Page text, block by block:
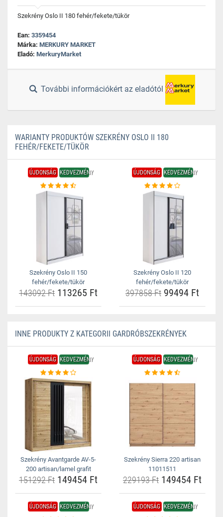
Szekrény Oslo II 180 fehér/fekete/tükör
Ean: 3359454
Márka: MERKURY MARKET
Eladó: MerkuryMarket
További információkért az eladótól
WARIANTY PRODUKTÓW SZEKRÉNY OSLO II 180
FEHÉR/FEKETE/TÜKÖR
ÚJDONSÁG KEDVEZMÉNY
Szekrény Oslo II 150
fehér/fekete/tükör
143092 Ft 113265 Ft
ÚJDONSÁG KEDVEZMÉNY
Szekrény Oslo II 120
fehér/fekete/tükör
397858 Ft 99494 Ft
INNE PRODUKTY Z KATEGORII GARDRÓBSZEKRÉNYEK
ÚJDONSÁG KEDVEZMÉNY
Szekrény Avantgarde AV-5-
200 artisan/lamel grafit
151292 Ft 149454 Ft
ÚJDONSÁG KEDVEZMÉNY
Szekrény Sierra 220 artisan
11011511
229193 Ft 149454 Ft
ÚJDONSÁG KEDVEZMÉNY ÚJDONSÁG KEDVEZMÉNY